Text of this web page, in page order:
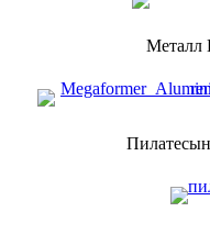
Металл